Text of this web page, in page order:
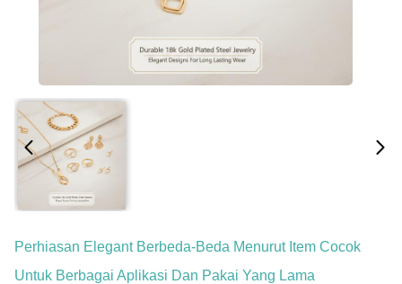
Perhiasan Elegant Berbeda-Beda Menurut Item Cocok
Untuk Berbagai Aplikasi Dan Pakai Yang Lama